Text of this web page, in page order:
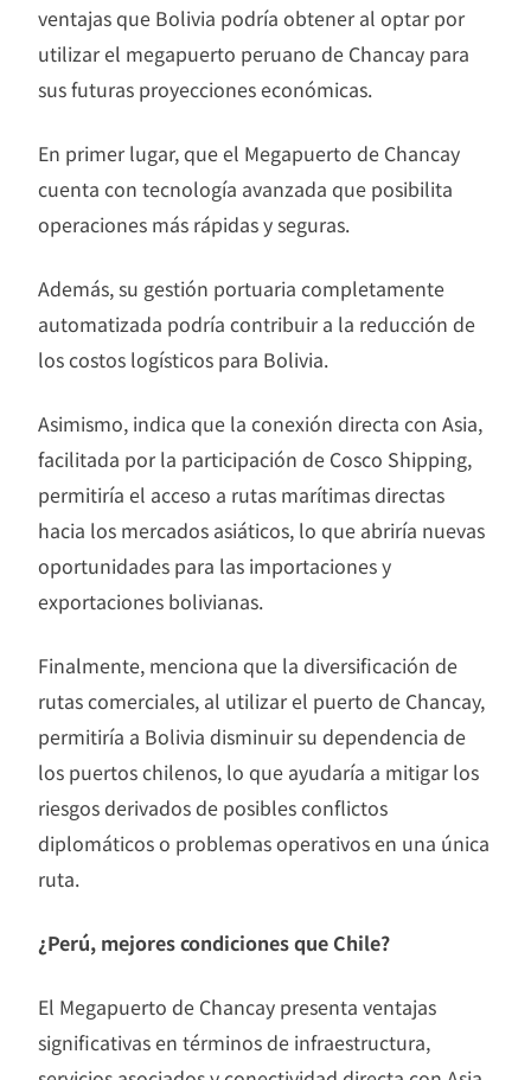
ventajas que Bolivia podría obtener al optar por
utilizar el megapuerto peruano de Chancay para
sus futuras proyecciones económicas.
En primer lugar, que el Megapuerto de Chancay
cuenta con tecnología avanzada que posibilita
operaciones más rápidas y seguras.
Además, su gestión portuaria completamente
automatizada podría contribuir a la reducción de
los costos logísticos para Bolivia.
Asimismo, indica que la conexión directa con Asia,
facilitada por la participación de Cosco Shipping,
permitiría el acceso a rutas marítimas directas
hacia los mercados asiáticos, lo que abriría nuevas
oportunidades para las importaciones y
exportaciones bolivianas.
Finalmente, menciona que la diversificación de
rutas comerciales, al utilizar el puerto de Chancay,
permitiría a Bolivia disminuir su dependencia de
los puertos chilenos, lo que ayudaría a mitigar los
riesgos derivados de posibles conflictos
diplomáticos o problemas operativos en una única
ruta.
¿Perú, mejores condiciones que Chile?
El Megapuerto de Chancay presenta ventajas
significativas en términos de infraestructura,